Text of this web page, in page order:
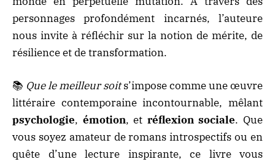
personnages profondément incarnés, l’auteure
nous invite à réfléchir sur la notion de mérite, de
résilience et de transformation.
📚 Que le meilleur soits’impose comme une œuvre
littéraire contemporaine incontournable, mêlant
psychologie, émotion, et réflexion sociale. Que
vous soyez amateur de romans introspectifs ou en
quête d’une lecture inspirante, ce livre vous